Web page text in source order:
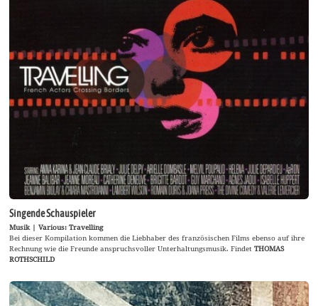
Singende Schauspieler
Musik | Various: Travelling
Bei dieser Kompilation kommen die Liebhaber des französischen Films ebenso auf ihre
Rechnung wie die Freunde anspruchsvoller Unterhaltungsmusik. FindetTHOMAS
ROTHSCHILD